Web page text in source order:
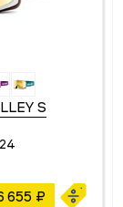
S
655 ₽